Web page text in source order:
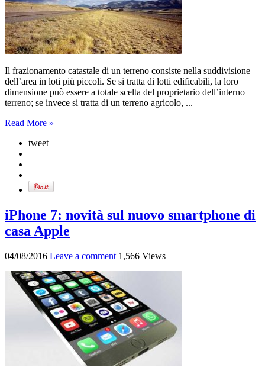
Il frazionamento catastale di un terreno consiste nella suddivisione
dell’area in loti più piccoli. Se si tratta di lotti edificabili, la loro
dimensione può essere a totale scelta del proprietario dell’interno
terreno; se invece si tratta di un terreno agricolo, ...
Read More »
tweet
iPhone 7: novità sul nuovo smartphone di
casa Apple
04/08/2016 Leave a comment 1,566 Views